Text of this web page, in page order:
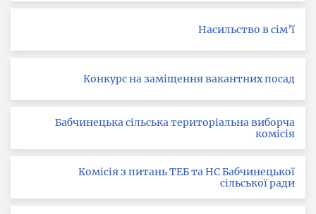
Насильство в сім’ї
Конкурс на заміщення вакантних посад
Бабчинецька сільська територіальна виборча
комісія
Комісія з питань ТЕБ та НС Бабчинецької
сільської ради